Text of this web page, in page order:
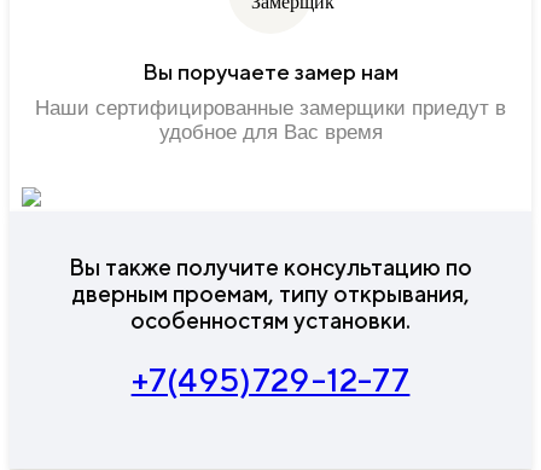
Вы поручаете замер нам
Наши сертифицированные замерщики приедут в
удобное для Вас время
Вы также получите консультацию по
дверным проемам, типу открывания,
особенностям установки.
+7(495)729-12-77